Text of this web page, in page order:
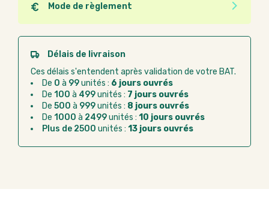
peuvent plus facilement obtenir une seconde vie
après utilisation. L'origine de fabrication du produit
n'entre pas dans les critères d'éco-conception.
Mode de règlement
Quel que soit le mode de règlement, vous pouvez
passer commande en ligne sur Good Act.
Paiement CB :paiement sécurisé par carte
Virement bancaire :règlement sur facture
après la commande
Chorus Pro :règlement par mandat
administratif après la commande
Délais de livraison
Ces délais s'entendent après validation de votre BAT.
De 0 à 99unités : 6 jours ouvrés
De 100 à 499unités : 7 jours ouvrés
De 500 à 999unités : 8 jours ouvrés
De 1000 à 2499unités : 10 jours ouvrés
Plus de 2500 unités : 13 jours ouvrés